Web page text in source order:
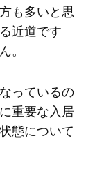
も多いと思
近道です
。
っているの
重要な入居
態について